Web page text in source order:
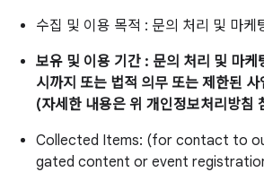
수집 및 이용 목적 : 문의 처리 및 마케
보유 및 이용 기간 : 문의 처리 및 마케
시까지 또는 법적 의무 또는 제한된
(자세한 내용은 위 개인정보처리방침
Collected Items: (for contact to
gated content or event